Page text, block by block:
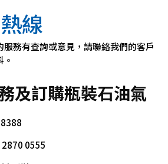
線
務有查詢或意見，請聯絡我們的客戶
及訂購瓶裝石油氣
0555